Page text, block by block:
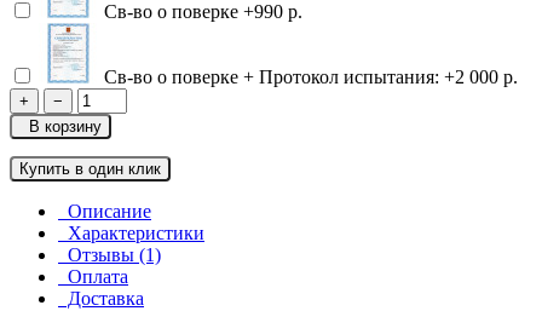
Св-во о поверке +990 р.
Св-во о поверке + Протокол испытания: +2 000 р.
+
−
В корзину
Купить в один клик
Описание
Характеристики
Отзывы (1)
Оплата
Доставка